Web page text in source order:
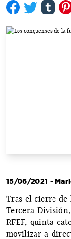
15/06/2021 -
Tras el cierre de
Tercera
RFEF, quinta
movilizar a